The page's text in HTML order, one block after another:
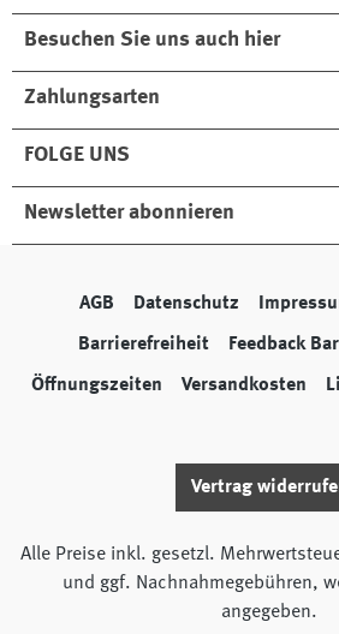
Besuchen Sie uns auch hier
Zahlungsarten
FOLGE UNS
Newsletter abonnieren
AGB Datenschutz
Barrierefreiheit Feedback
Öffnungszeiten Versandkosten
Vertrag
Alle Preise inkl. gesetzl.
und ggf. Nachnahmegebühren,
angegeben.